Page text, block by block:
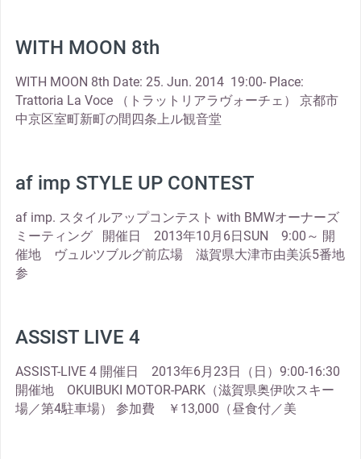
WITH MOON 8th
WITH MOON 8th Date: 25. Jun. 2014 19:00- Place:
Trattoria La Voce （トラットリアラヴォーチェ） 京都市
中京区室町新町の間四条上ル観音堂
af imp STYLE UP CONTEST
af imp. スタイルアップコンテスト with BMWオーナーズ
ミーティング 開催日 2013年10月6日SUN 9:00～ 開
催地 ヴュルツブルグ前広場 滋賀県大津市由美浜5番地
参
ASSIST LIVE 4
ASSIST-LIVE 4 開催日 2013年6月23日（日）9:00-16:30
開催地 OKUIBUKI MOTOR-PARK（滋賀県奥伊吹スキー
場／第4駐車場） 参加費 ￥13,000（昼食付／美